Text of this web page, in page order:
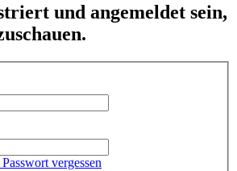
und angemeldet sein,
vergessen